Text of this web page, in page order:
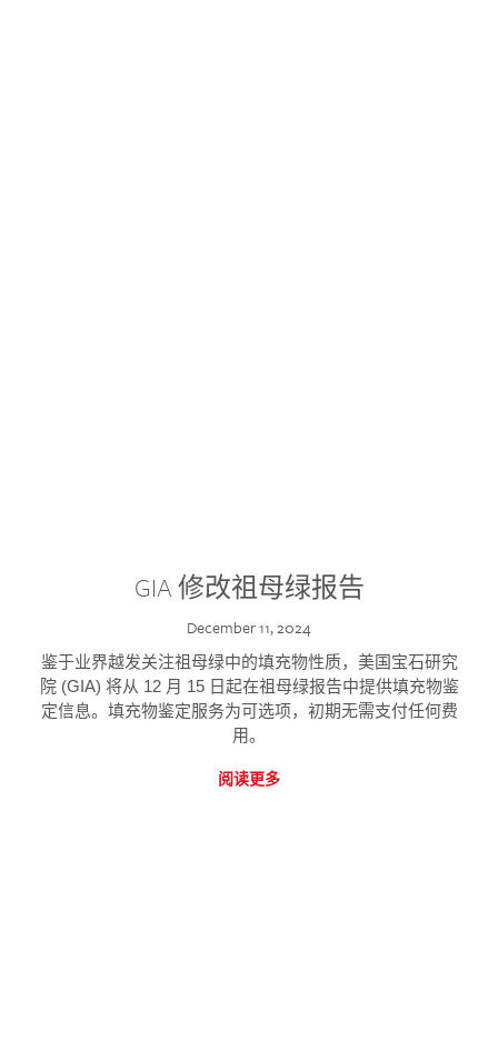
GIA 修改祖母绿报告
December 11, 2024
鉴于业界越发关注祖母绿中的填充物性质，美国宝石研究
院 (GIA) 将从 12 月 15 日起在祖母绿报告中提供填充物鉴
定信息。填充物鉴定服务为可选项，初期无需支付任何费
用。
阅读更多